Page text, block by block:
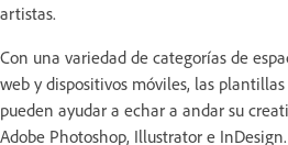
artistas.
Con una variedad de categorías de
web y dispositivos móviles, las
pueden ayudar a echar a andar su
Adobe Photoshop, Illustrator e InDesign.